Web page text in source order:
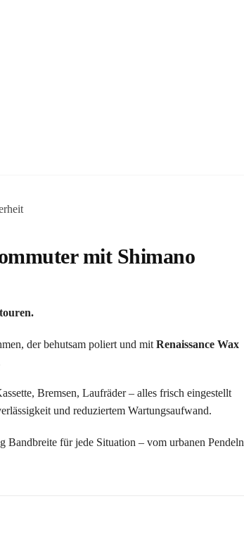
mit Shimano
der behutsam poliert und mit Renaissance Wax
Bremsen, Laufräder – alles frisch eingestellt
und reduziertem Wartungsaufwand.
für jede Situation – vom urbanen Pendeln